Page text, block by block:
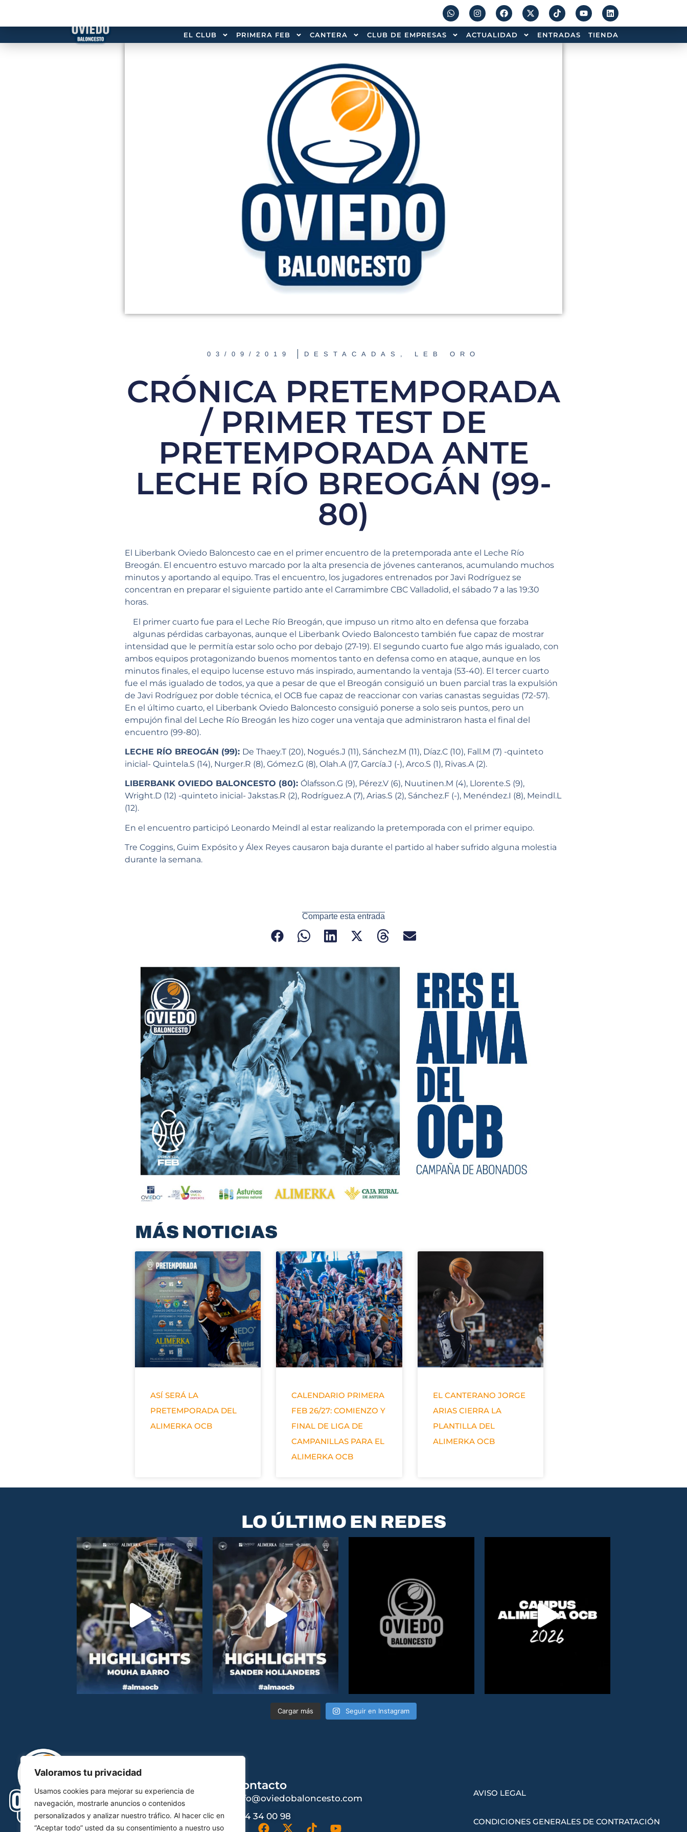
Valoramos tu privacidad
Usamos cookies para mejorar su experiencia de
navegación, mostrarle anuncios o contenidos
personalizados y analizar nuestro tráfico. Al hacer clic en
“Aceptar todo” usted da su consentimiento a nuestro uso
EL CLUB PRIMERA FEB CANTERA CLUB DE EMPRESAS ACTUALIDAD ENTRADAS TIENDA
03/09/2019 DESTACADAS , LEB ORO
CRÓNICA PRETEMPORADA
/ PRIMER TEST DE
PRETEMPORADA ANTE
LECHE RÍO BREOGÁN (99-
80)
El Liberbank Oviedo Baloncesto cae en el primer encuentro de la pretemporada ante el Leche Río
Breogán. El encuentro estuvo marcado por la alta presencia de jóvenes canteranos, acumulando muchos
minutos y aportando al equipo. Tras el encuentro, los jugadores entrenados por Javi Rodríguez se
concentran en preparar el siguiente partido ante el Carramimbre CBC Valladolid, el sábado 7 a las 19:30
horas.
El primer cuarto fue para el Leche Río Breogán, que impuso un ritmo alto en defensa que forzaba
algunas pérdidas carbayonas, aunque el Liberbank Oviedo Baloncesto también fue capaz de mostrar
intensidad que le permitía estar solo ocho por debajo (27-19). El segundo cuarto fue algo más igualado, con
ambos equipos protagonizando buenos momentos tanto en defensa como en ataque, aunque en los
minutos finales, el equipo lucense estuvo más inspirado, aumentando la ventaja (53-40). El tercer cuarto
fue el más igualado de todos, ya que a pesar de que el Breogán consiguió un buen parcial tras la expulsión
de Javi Rodríguez por doble técnica, el OCB fue capaz de reaccionar con varias canastas seguidas (72-57).
En el último cuarto, el Liberbank Oviedo Baloncesto consiguió ponerse a solo seis puntos, pero un
empujón final del Leche Río Breogán les hizo coger una ventaja que administraron hasta el final del
encuentro (99-80).
LECHE RÍO BREOGÁN (99): De Thaey.T (20), Nogués.J (11), Sánchez.M (11), Díaz.C (10), Fall.M (7) -quinteto
inicial- Quintela.S (14), Nurger.R (8), Gómez.G (8), Olah.A ()7, García.J (-), Arco.S (1), Rivas.A (2).
LIBERBANK OVIEDO BALONCESTO (80): Ólafsson.G (9), Pérez.V (6), Nuutinen.M (4), Llorente.S (9),
Wright.D (12) -quinteto inicial- Jakstas.R (2), Rodríguez.A (7), Arias.S (2), Sánchez.F (-), Menéndez.I (8), Meindl.L
(12).
En el encuentro participó Leonardo Meindl al estar realizando la pretemporada con el primer equipo.
Tre Coggins, Guim Expósito y Álex Reyes causaron baja durante el partido al haber sufrido alguna molestia
durante la semana.
Comparte esta entrada
MÁS NOTICIAS
ASÍ SERÁ LA
PRETEMPORADA DEL
ALIMERKA OCB
CALENDARIO PRIMERA
FEB 26/27: COMIENZO Y
FINAL DE LIGA DE
CAMPANILLAS PARA EL
ALIMERKA OCB
EL CANTERANO JORGE
ARIAS CIERRA LA
PLANTILLA DEL
ALIMERKA OCB
LO ÚLTIMO EN REDES
Cargar más Seguir en Instagram
Contacto
info@oviedobaloncesto.com
984 34 00 98
AVISO LEGAL
CONDICIONES GENERALES DE CONTRATACIÓN